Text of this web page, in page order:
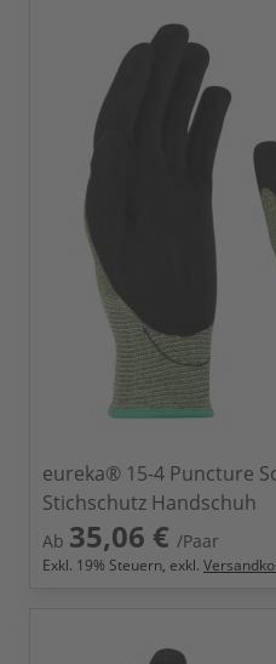
eureka® 15-4 Puncture
Stichschutz Handschuh
Ab 35,06 € /Paar
Exkl. 19% Steuern, exkl.